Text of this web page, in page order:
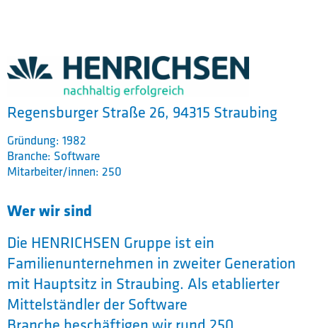
Regensburger Straße 26, 94315 Straubing
Gründung: 1982
Branche: Software
Mitarbeiter/innen: 250
Wer wir sind
Die HENRICHSEN Gruppe ist ein
Familienunternehmen in zweiter Generation
mit Hauptsitz in Straubing. Als etablierter
Mittelständler der Software